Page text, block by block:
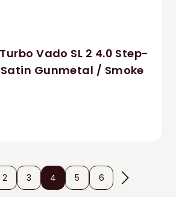
Vado SL 2 4.0 Step-
Gunmetal / Smoke
2 3 4 5
6